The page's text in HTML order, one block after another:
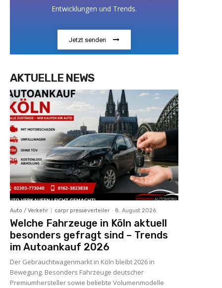
Entwicklungen und Trends.
Jetzt senden
AKTUELLE NEWS
Auto / Verkehr carpr presseverteiler - 8. August 2026
Welche Fahrzeuge in Köln aktuell
besonders gefragt sind – Trends
im Autoankauf 2026
Der Gebrauchtwagenmarkt in Köln bleibt 2026 in
Bewegung. Besonders Fahrzeuge deutscher
Premiumhersteller sowie beliebte Volumenmodelle